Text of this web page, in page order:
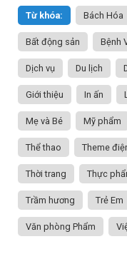
Từ khóa: Bách Hóa
Bất động sản Bệnh
Dịch vụ Du lịch
Giới thiệu In ấn
Mẹ và Bé Mỹ phẩm
Thể thao Theme
Thời trang Thực
Trầm hương Trẻ Em
Văn phòng Phẩm